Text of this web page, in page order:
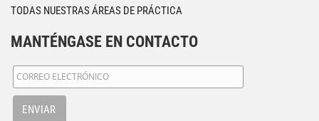
TODAS NUESTRAS ÁREAS DE PRÁCTICA
MANTÉNGASE EN CONTACTO